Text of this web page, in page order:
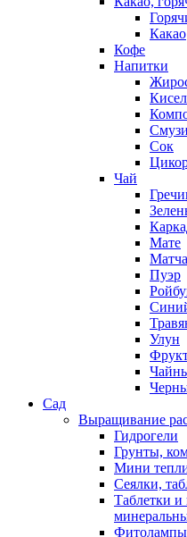
Какао
Кофе
Напитки
Смузи
Сок
Чай
Мате
Матча
Пуэр
Улун
Сад
Выращивание
Гидрогели
Грунты,
Мини
Сеялки,
Таблетки и
Фитолампы